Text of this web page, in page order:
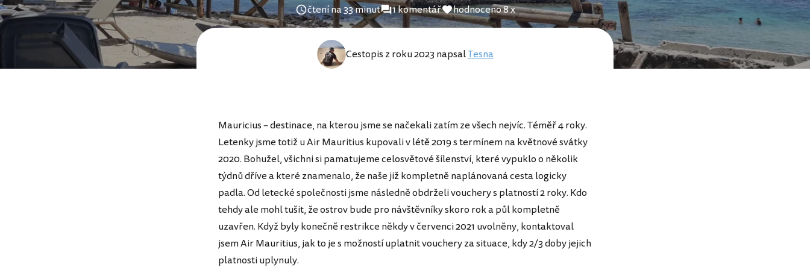
čtení na 33 minut 1 komentář hodnoceno 8 x
Cestopis z roku 2023 napsalTesna
Mauricius – destinace, na kterou jsme se načekali zatím ze všech nejvíc. Téměř 4 roky.
Letenky jsme totiž u Air Mauritius kupovali v létě 2019 s termínem na květnové svátky
2020. Bohužel, všichni si pamatujeme celosvětové šílenství, které vypuklo o několik
týdnů dříve a které znamenalo, že naše již kompletně naplánovaná cesta logicky
padla. Od letecké společnosti jsme následně obdrželi vouchery s platností 2 roky. Kdo
tehdy ale mohl tušit, že ostrov bude pro návštěvníky skoro rok a půl kompletně
uzavřen. Když byly konečně restrikce někdy v červenci 2021 uvolněny, kontaktoval
jsem Air Mauritius, jak to je s možností uplatnit vouchery za situace, kdy 2/3 doby jejich
platnosti uplynuly.